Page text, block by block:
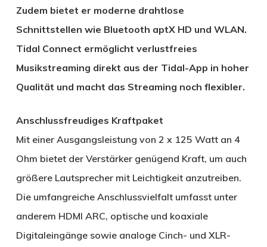
Zudem bietet er moderne drahtlose
Schnittstellen wie Bluetooth aptX HD und WLAN.
Tidal Connect ermöglicht verlustfreies
Musikstreaming direkt aus der Tidal-App in hoher
Qualität und macht das Streaming noch flexibler.
Anschlussfreudiges Kraftpaket
Mit einer Ausgangsleistung von 2 x 125 Watt an 4
Ohm bietet der Verstärker genügend Kraft, um auch
größere Lautsprecher mit Leichtigkeit anzutreiben.
Die umfangreiche Anschlussvielfalt umfasst unter
anderem HDMI ARC, optische und koaxiale
Digitaleingänge sowie analoge Cinch- und XLR-